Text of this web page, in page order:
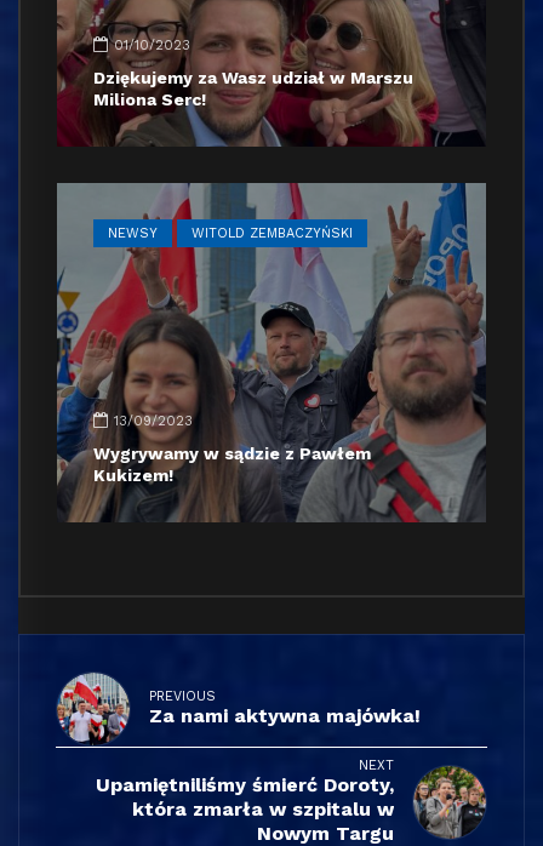
01/10/2023
Dziękujemy za Wasz udział w Marszu
Miliona Serc!
NEWSY WITOLD ZEMBACZYŃSKI
13/09/2023
Wygrywamy w sądzie z Pawłem
Kukizem!
PREVIOUS
Za nami aktywna majówka!
NEXT
Upamiętniliśmy śmierć Doroty,
która zmarła w szpitalu w
Nowym Targu